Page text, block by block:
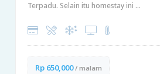
Terpadu. Selain itu homestay ini ...
Rp 650,000/ malam